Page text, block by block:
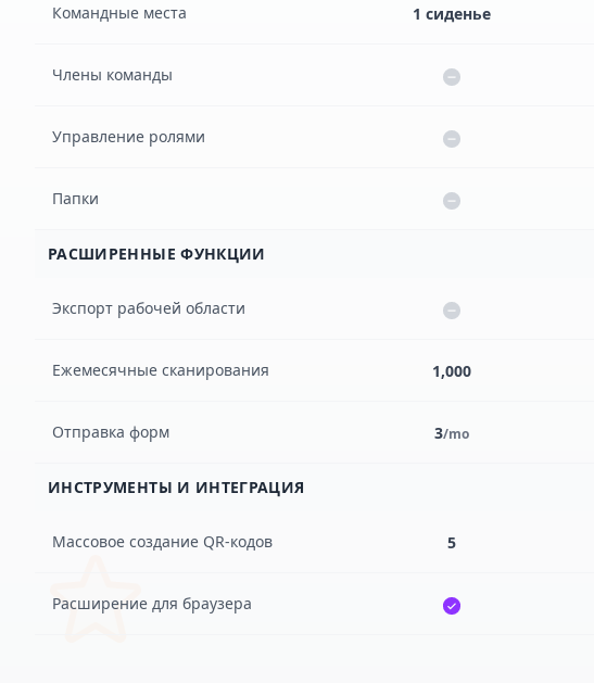
Командные места 1 сиденье
Члены команды
Управление ролями
Папки
РАСШИРЕННЫЕ ФУНКЦИИ
Экспорт рабочей области
Ежемесячные сканирования 1,000
Отправка форм 3/mo
ИНСТРУМЕНТЫ И ИНТЕГРАЦИЯ
Массовое создание QR-кодов 5
Расширение для браузера